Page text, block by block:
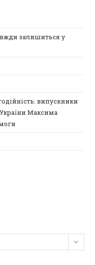
залишиться у
випускники
Максима